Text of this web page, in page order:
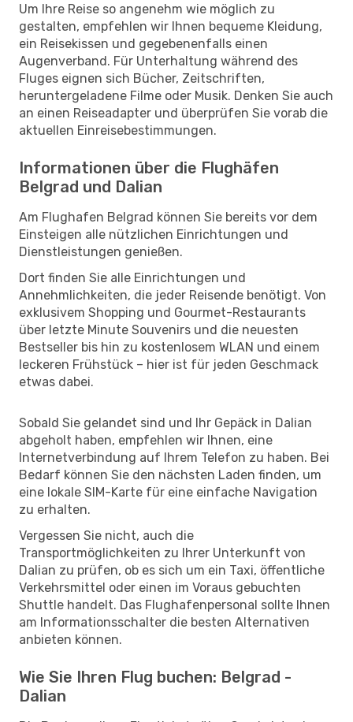
Um Ihre Reise so angenehm wie möglich zu
gestalten, empfehlen wir Ihnen bequeme Kleidung,
ein Reisekissen und gegebenenfalls einen
Augenverband. Für Unterhaltung während des
Fluges eignen sich Bücher, Zeitschriften,
heruntergeladene Filme oder Musik. Denken Sie auch
an einen Reiseadapter und überprüfen Sie vorab die
aktuellen Einreisebestimmungen.
Informationen über die Flughäfen
Belgrad und Dalian
Am Flughafen Belgrad können Sie bereits vor dem
Einsteigen alle nützlichen Einrichtungen und
Dienstleistungen genießen.
Dort finden Sie alle Einrichtungen und
Annehmlichkeiten, die jeder Reisende benötigt. Von
exklusivem Shopping und Gourmet-Restaurants
über letzte Minute Souvenirs und die neuesten
Bestseller bis hin zu kostenlosem WLAN und einem
leckeren Frühstück – hier ist für jeden Geschmack
etwas dabei.
Sobald Sie gelandet sind und Ihr Gepäck in Dalian
abgeholt haben, empfehlen wir Ihnen, eine
Internetverbindung auf Ihrem Telefon zu haben. Bei
Bedarf können Sie den nächsten Laden finden, um
eine lokale SIM-Karte für eine einfache Navigation
zu erhalten.
Vergessen Sie nicht, auch die
Transportmöglichkeiten zu Ihrer Unterkunft von
Dalian zu prüfen, ob es sich um ein Taxi, öffentliche
Verkehrsmittel oder einen im Voraus gebuchten
Shuttle handelt. Das Flughafenpersonal sollte Ihnen
am Informationsschalter die besten Alternativen
anbieten können.
Wie Sie Ihren Flug buchen: Belgrad -
Dalian